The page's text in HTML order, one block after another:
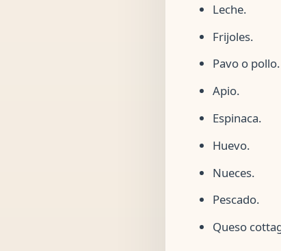
Leche.
Frijoles.
Pavo o pollo.
Apio.
Espinaca.
Huevo.
Nueces.
Pescado.
Queso